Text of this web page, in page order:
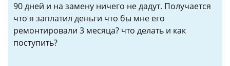
90 дней и на замену ничего не дадут. Получается
что я заплатил деньги что бы мне его
ремонтировали 3 месяца? что делать и как
поступить?